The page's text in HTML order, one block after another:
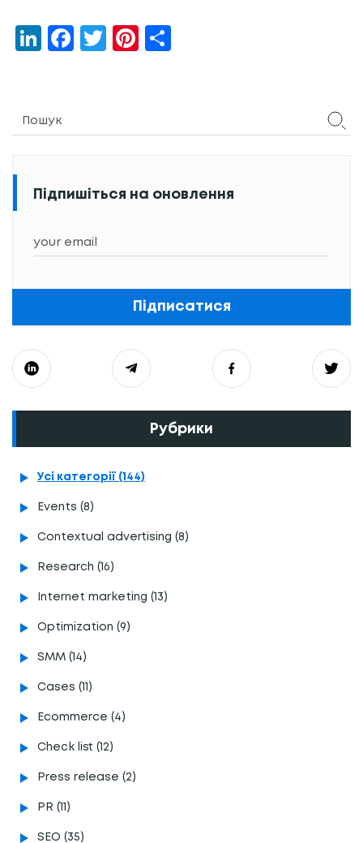
LinkedIn
Facebook
TwitterPinterest
Підпишіться на оновлення
Підписатися
Рубрики
Усі категорії (144)
Events (8)
Contextual advertising (8)
Research (16)
Internet marketing (13)
Optimization (9)
SMM (14)
Cases (11)
Ecommerce (4)
Сheck list (12)
Press release (2)
PR (11)
SEO (35)